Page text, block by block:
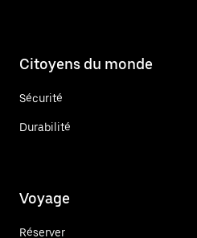
Citoyens du monde
Sécurité
Durabilité
Voyage
Réserver